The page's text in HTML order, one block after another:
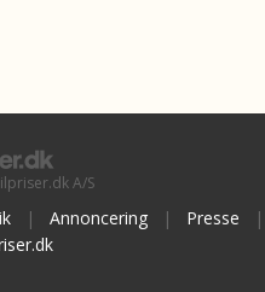
A/S
| Annoncering | Presse
|